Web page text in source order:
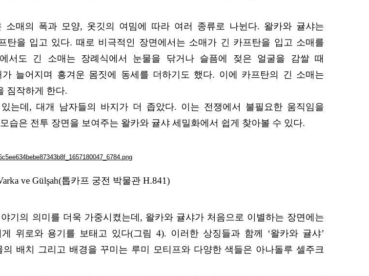
매의 폭과 모양, 옷깃의 여밈에 따라 여러 종류로 나뉜다. 왈카와 귤샤는
을 입고 있다. 때로 비극적인 장면에서는 소매가 긴 카프탄을 입고 소매를
서도 긴 소매는 장례식에서 눈물을 닦거나 슬픔에 젖은 얼굴을 감쌀 때
늘어지며 흥겨운 몸짓에 동세를 더하기도 했다. 이에 카프탄의 긴 소매는
짐작하게 한다.
는데, 대개 남자들의 바지가 더 좁았다. 이는 전쟁에서 불필요한 움직임을
습은 전투 장면을 보여주는 왈카와 귤샤 세밀화에서 쉽게 찾아볼 수 있다.
ve Gülşah(톱카프 궁전 박물관 H.841)
기의 의미를 더욱 가중시켰는데, 왈카와 귤샤가 처음으로 이별하는 장면에는
위로와 용기를 보태고 있다(그림 4). 이러한 상징들과 함께 ‘왈카와 귤샤’
배치 그리고 배경을 꾸미는 루미 모티프와 다양한 색들은 아나돌루 셀주크